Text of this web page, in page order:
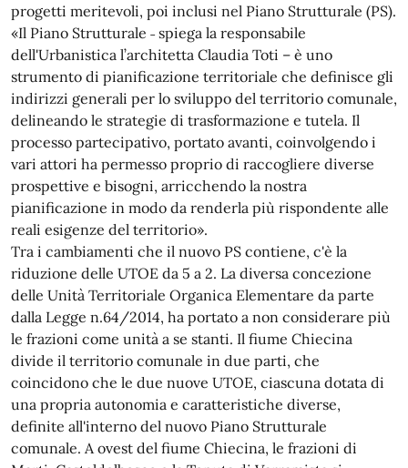
progetti meritevoli, poi inclusi nel Piano Strutturale (PS).
«Il Piano Strutturale ˗ spiega la responsabile
dell'Urbanistica l’architetta Claudia Toti – è uno
strumento di pianificazione territoriale che definisce gli
indirizzi generali per lo sviluppo del territorio comunale,
delineando le strategie di trasformazione e tutela. Il
processo partecipativo, portato avanti, coinvolgendo i
vari attori ha permesso proprio di raccogliere diverse
prospettive e bisogni, arricchendo la nostra
pianificazione in modo da renderla più rispondente alle
reali esigenze del territorio».
Tra i cambiamenti che il nuovo PS contiene, c'è la
riduzione delle UTOE da 5 a 2. La diversa concezione
delle Unità Territoriale Organica Elementare da parte
dalla Legge n.64/2014, ha portato a non considerare più
le frazioni come unità a se stanti. Il fiume Chiecina
divide il territorio comunale in due parti, che
coincidono che le due nuove UTOE, ciascuna dotata di
una propria autonomia e caratteristiche diverse,
definite all'interno del nuovo Piano Strutturale
comunale. A ovest del fiume Chiecina, le frazioni di